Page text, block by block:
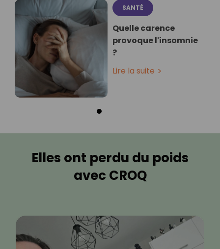
SANTÉ
Quelle carence
provoque l'insomnie
?
Lire la suite
Elles ont perdu du poids
avec CROQ